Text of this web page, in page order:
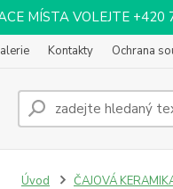
MÍSTA VOLEJTE
Kontakty Ochrana
Úvod ČAJOVÁ